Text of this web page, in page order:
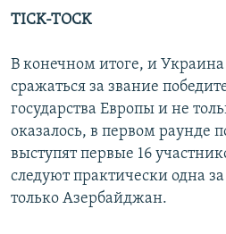
TICK-TOCK
В конечном итоге, и
сражаться за звание
государства Европы и не
оказалось, в первом раунде
выступят первые 16
следуют практически одна
только Азербайджан.